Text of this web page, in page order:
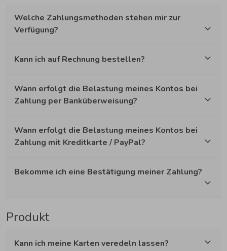
Welche Zahlungsmethoden stehen mir zur
Verfügung?
Kann ich auf Rechnung bestellen?
Wann erfolgt die Belastung meines Kontos bei
Zahlung per Banküberweisung?
Wann erfolgt die Belastung meines Kontos bei
Zahlung mit Kreditkarte / PayPal?
Bekomme ich eine Bestätigung meiner Zahlung?
Produkt
Kann ich meine Karten veredeln lassen?